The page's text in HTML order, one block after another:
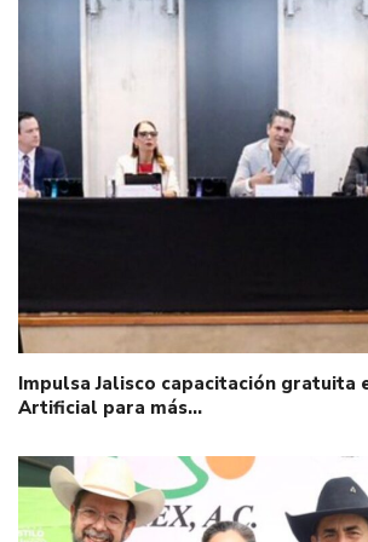
Impulsa Jalisco capacitación gratuita
Artificial para más…